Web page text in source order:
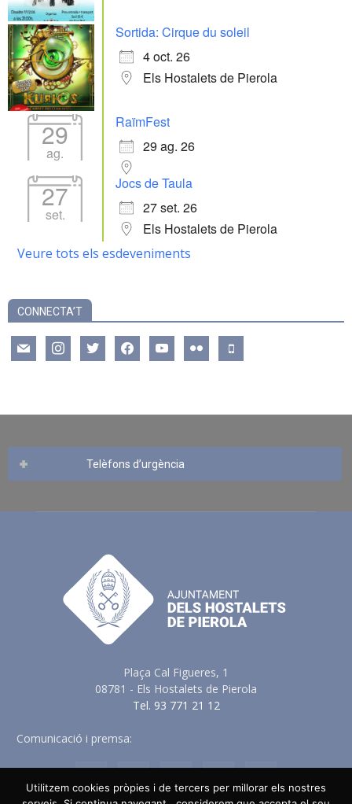
Sortida: Cirque du soleil
4 oct. 26
Els Hostalets de Pierola
29
ag.
RaïmFest
29 ag. 26
27
set.
Jocs de Taula
27 set. 26
Els Hostalets de Pierola
Veure tots els esdeveniments
CONNECTA’T
mail instagramtwitter facebookyoutube flickr mobile
Telèfons d’urgència
Plaça Cal Figueres, 1
08781 - Els Hostalets de Pierola
Tel. 93 771 21 12
Comunicació i premsa:
Utilitzem cookies pròpies i de tercers per millorar els nostres